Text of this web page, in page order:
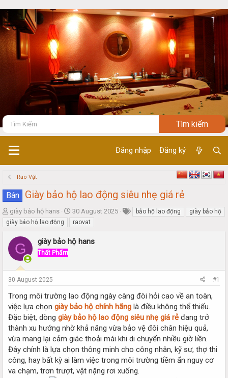
Đăng nhập Đăng ký
Rao Vặt
Bán Giày bảo hộ lao động siêu nhẹ giá rẻ
T
h
r
e
d
a
r
e
r
giày bảo hộ hans
S
t
a
r
t
30 August 2025 bảo hộ lao động
giày bảo hộ
giày bảo hộ lao động
raovat
G giày bảo hộ hans
Thất Phẩm
30 August 2025 #1
Trong môi trường lao động ngày càng đòi hỏi cao về an toàn,
việc lựa chọn giày bảo hộ chính hãng là điều không thể thiếu.
Đặc biệt, dòng giày bảo hộ lao động siêu nhẹ giá rẻ đang trở
thành xu hướng nhờ khả năng vừa bảo vệ đôi chân hiệu quả,
vừa mang lại cảm giác thoải mái khi di chuyển nhiều giờ liền.
Đây chính là lựa chọn thông minh cho công nhân, kỹ sư, thợ thi
công, hay bất kỳ ai làm việc trong môi trường tiềm ẩn nguy cơ
va chạm, trơn trượt, vật nặng rơi xuống.